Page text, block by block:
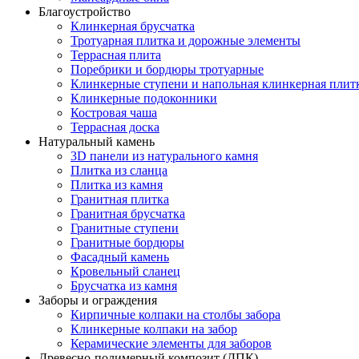
Благоустройство
Клинкерная брусчатка
Тротуарная плитка и дорожные элементы
Террасная плита
Поребрики и бордюры тротуарные
Клинкерные ступени и напольная клинкерная
Клинкерные подоконники
Костровая чаша
Террасная доска
Натуральный камень
3D панели из натурального камня
Плитка из сланца
Плитка из камня
Гранитная плитка
Гранитная брусчатка
Гранитные ступени
Гранитные бордюры
Фасадный камень
Кровельный сланец
Брусчатка из камня
Заборы и ограждения
Кирпичные колпаки на столбы забора
Клинкерные колпаки на забор
Керамические элементы для заборов